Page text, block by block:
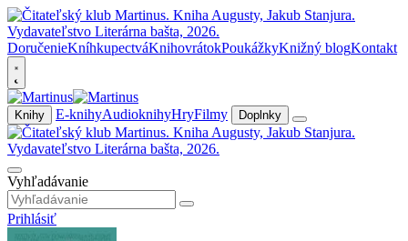
DoručenieKníhkupectváKnihovrátokPoukážkyKnižný blogKontakt
Knihy E-knihyAudioknihyHryFilmy Doplnky
Vyhľadávanie
Prihlásiť